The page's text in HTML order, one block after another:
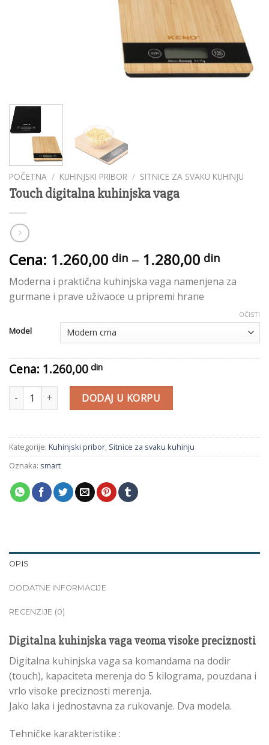
POČETNA / KUHINJSKI PRIBOR / SITNICE ZA SVAKU KUHINJU
Touch digitalna kuhinjska vaga
Cena: 1.260,00 din – 1.280,00 dinRaspon
od
din
din
Moderna i praktična kuhinjska vaga namenjena za
gurmane i prave uživaoce u pripremi hrane
Model
OČISTI
Cena: 1.260,00 din
Touch digitalna kuhinjska vaga količina
DODAJ U KORPU
Kategorije: Kuhinjski pribor, Sitnice za svaku kuhinju
Oznaka: smart
OPIS
DODATNE INFORMACIJE
RECENZIJE (0)
Digitalna kuhinjska vaga veoma visoke preciznosti
Digitalna kuhinjska vaga sa komandama na dodir
(touch), kapaciteta merenja do 5 kilograma, pouzdana i
vrlo visoke preciznosti merenja.
Jako laka i jednostavna za rukovanje. Dva modela.
Tehničke karakteristike :